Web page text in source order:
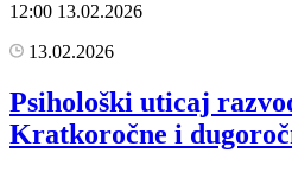
12:00 13.02.2026
13.02.2026
Psihološki uticaj
Kratkoročne i